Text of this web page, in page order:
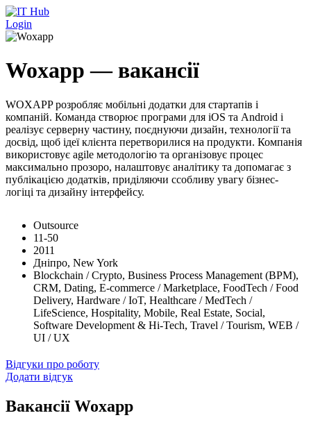
Перейти до основного вмісту
Login
Woxapp — вакансії
WOXAPP розробляє мобільні додатки для стартапів і
компаній. Команда створює програми для iOS та Android і
реалізує серверну частину, поєднуючи дизайн, технології та
досвід, щоб ідеї клієнта перетворилися на продукти. Компанія
використовує agile методологію та організовує процес
максимально прозоро, налаштовує аналітику та допомагає з
публікацією додатків, приділяючи ссобливу увагу бізнес-
логіці та дизайну інтерфейсу.
Outsource
11-50
2011
Дніпро, New York
Blockchain / Crypto, Business Process Management (BPM),
CRM, Dating, E-commerce / Marketplace, FoodTech / Food
Delivery, Hardware / IoT, Healthcare / MedTech /
LifeScience, Hospitality, Mobile, Real Estate, Social,
Software Development & Hi-Tech, Travel / Tourism, WEB /
UI / UX
Відгуки про роботу
Додати відгук
Вакансії Woxapp